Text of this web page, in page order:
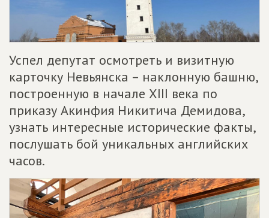
Успел депутат осмотреть и визитную
карточку Невьянска – наклонную башню,
построенную в начале XIII века по
приказу Акинфия Никитича Демидова,
узнать интересные исторические факты,
послушать бой уникальных английских
часов.